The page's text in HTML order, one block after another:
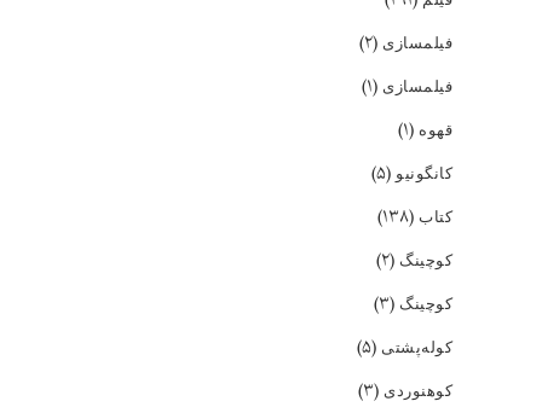
فیلمسازی (۲)
فیلمسازی (۱)
قهوه (۱)
کانگونیو(۵)
کتاب (۱۳۸)
کوچینگ (۲)
کوچینگ (۳)
کوله‌پشتی (۵)
کوهنوردی (۳)